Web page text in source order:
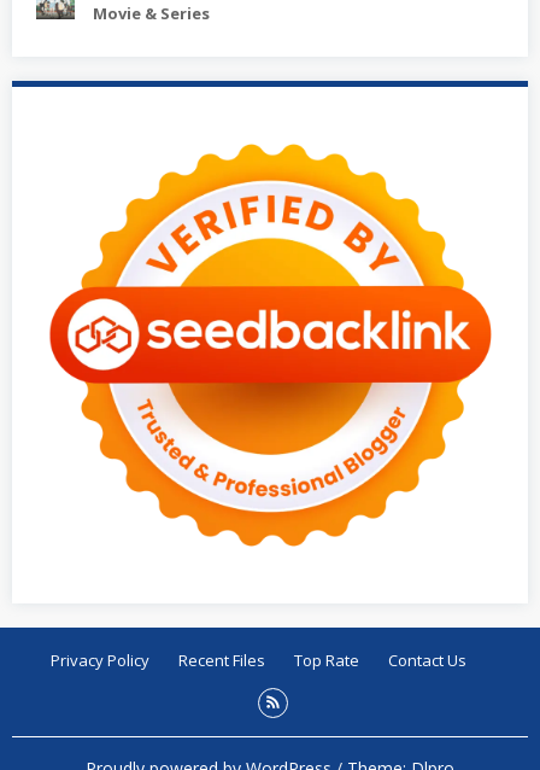
Movie & Series
Privacy Policy Recent Files Top Rate Contact Us